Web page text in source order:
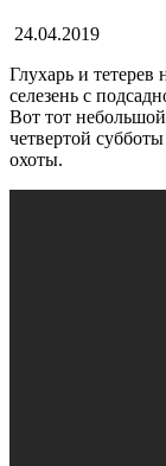
24.04.2019
Глухарь и тетерев
селезень с
Вот тот
четвертой
охоты.